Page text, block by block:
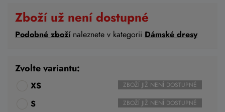
Zboží už není dostupné
Podobné zbožínaleznete v kategorii Dámské dresy
Zvolte variantu:
XS ZBOŽÍ JIŽ NENÍ DOSTUPNÉ
S ZBOŽÍ JIŽ NENÍ DOSTUPNÉ